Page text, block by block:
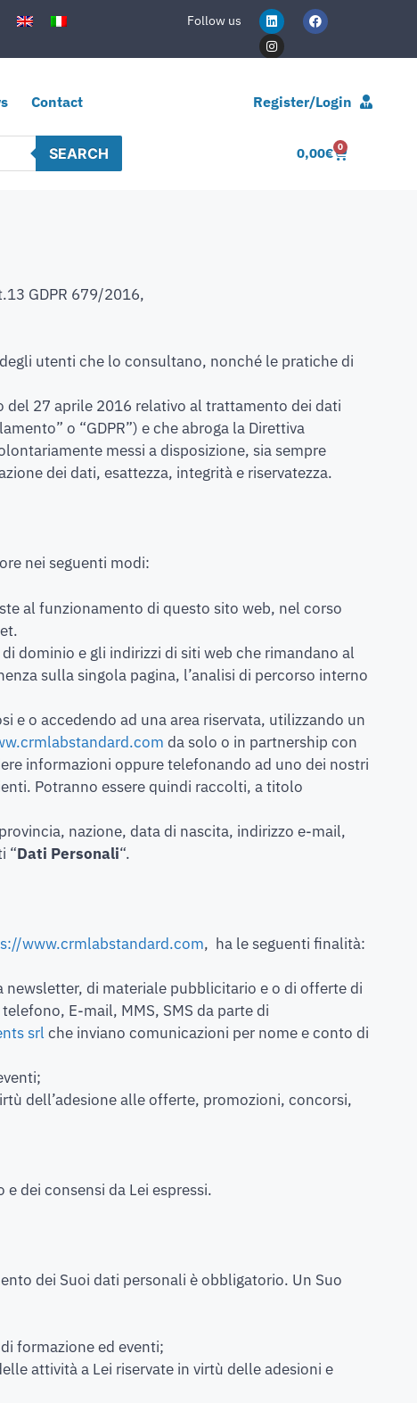
Follow us
Contact Register/Login
SEARCH 0,00€ 0
GDPR 679/2016,
utenti che lo consultano, nonché le pratiche di
del 27 aprile 2016 relativo al trattamento dei dati
o “GDPR”) e che abroga la Direttiva
messi a disposizione, sia sempre
dei dati, esattezza, integrità e riservatezza.
nei seguenti modi:
al funzionamento di questo sito web, nel corso
dominio e gli indirizzi di siti web che rimandano al
sulla singola pagina, l’analisi di percorso interno
e o accedendo ad una area riservata, utilizzando un
da solo o in partnership con
informazioni oppure telefonando ad uno dei nostri
Potranno essere quindi raccolti, a titolo
nazione, data di nascita, indirizzo e-mail,
“Dati Personali“.
www.crmlabstandard.com, ha le seguenti finalità:
di materiale pubblicitario e o di offerte di
E-mail, MMS, SMS da parte di
srl che inviano comunicazioni per nome e conto di
dell’adesione alle offerte, promozioni, concorsi,
dei consensi da Lei espressi.
dei Suoi dati personali è obbligatorio. Un Suo
formazione ed eventi;
attività a Lei riservate in virtù delle adesioni e